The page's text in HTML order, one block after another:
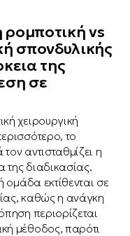
vs
σπονδυλικής
της
σε
χειρουργική
το
αντισταθμίζει η
της διαδικασίας.
ομάδα εκτίθενται σε
καθώς η ανάγκη
περιορίζεται
μέθοδος, παρότι